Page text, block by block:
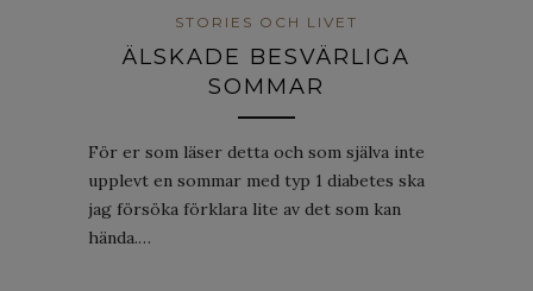
STORIES OCH LIVET
ÄLSKADE BESVÄRLIGA
SOMMAR
För er som läser detta och som själva inte
upplevt en sommar med typ 1 diabetes ska
jag försöka förklara lite av det som kan
hända.…